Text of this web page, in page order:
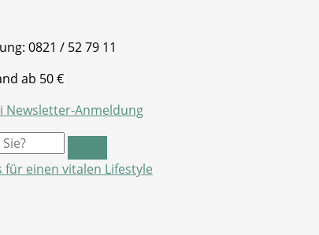
0821 / 52 79 11
ab 50 €
Newsletter-Anmeldung